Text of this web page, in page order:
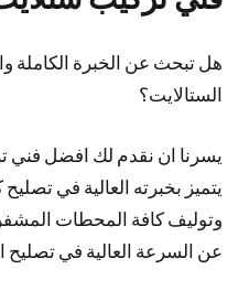
هل تبحث عن الخبرة الكاملة
الستالايت؟
يسرنا ان نقدم لك افضل فني
يتميز بخبرته العالية في
وتوليف كافة المحطات
عن السرعة العالية في تصليح